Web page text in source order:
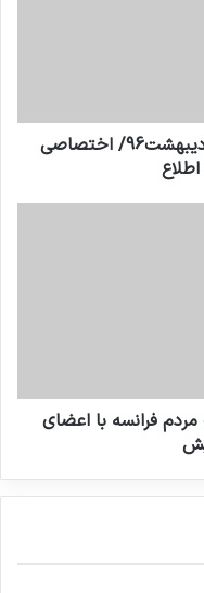
اخبار صوتي: بخش شامگاهی 23اردیبهشت96/ اختصاصي
فرانسه با اعضای